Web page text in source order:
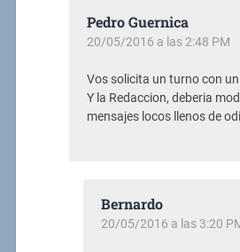
Pedro Guernica
20/05/2016 a las 2:48 PM
Vos solicita un turno con
Y la Redaccion, deberia
mensajes locos llenos de
Bernardo
20/05/2016 a las 3:20